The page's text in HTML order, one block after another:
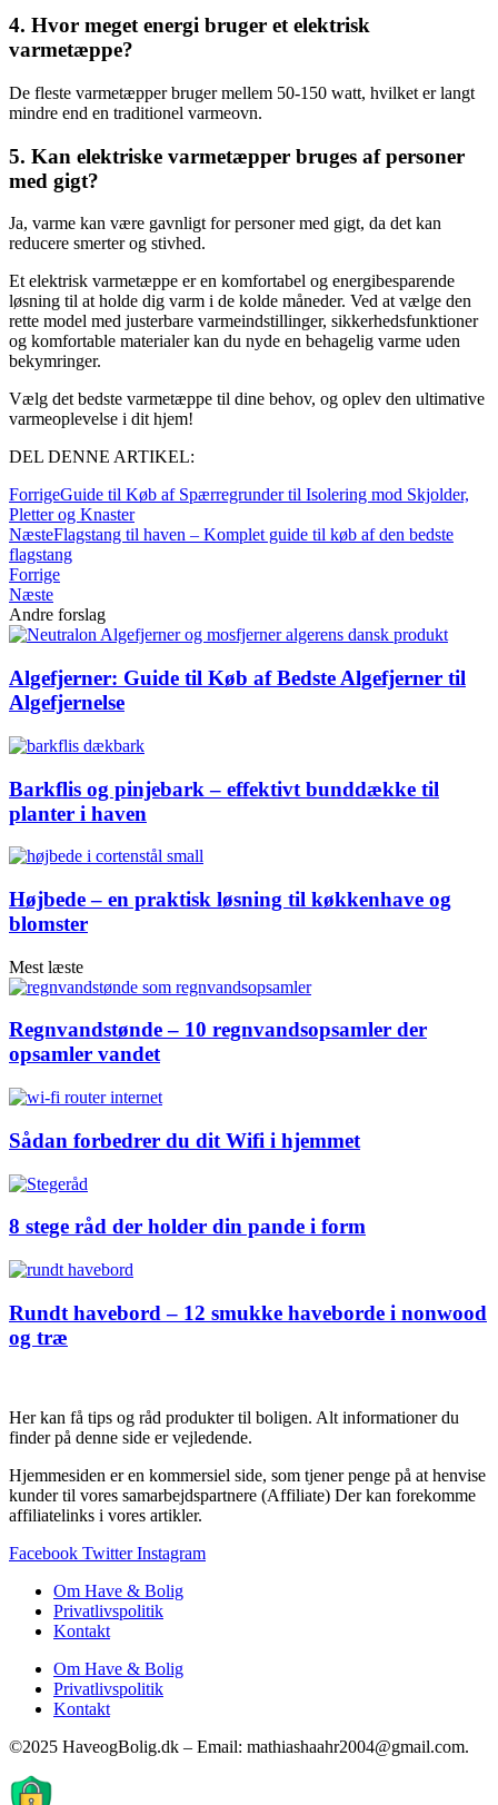
4. Hvor meget energi bruger et elektrisk
varmetæppe?
De fleste varmetæpper bruger mellem 50-150 watt, hvilket er langt
mindre end en traditionel varmeovn.
5. Kan elektriske varmetæpper bruges af personer
med gigt?
Ja, varme kan være gavnligt for personer med gigt, da det kan
reducere smerter og stivhed.
Et elektrisk varmetæppe er en komfortabel og energibesparende
løsning til at holde dig varm i de kolde måneder. Ved at vælge den
rette model med justerbare varmeindstillinger, sikkerhedsfunktioner
og komfortable materialer kan du nyde en behagelig varme uden
bekymringer.
Vælg det bedste varmetæppe til dine behov, og oplev den ultimative
varmeoplevelse i dit hjem!
DEL DENNE ARTIKEL:
ForrigeGuide til Køb af Spærregrunder til Isolering mod Skjolder,
Pletter og Knaster
NæsteFlagstang til haven – Komplet guide til køb af den bedste
flagstang
Forrige
Næste
Andre forslag
Algefjerner: Guide til Køb af Bedste Algefjerner til
Algefjernelse
Barkflis og pinjebark – effektivt bunddække til
planter i haven
Højbede – en praktisk løsning til køkkenhave og
blomster
Mest læste
Regnvandstønde – 10 regnvandsopsamler der
opsamler vandet
Sådan forbedrer du dit Wifi i hjemmet
8 stege råd der holder din pande i form
Rundt havebord – 12 smukke haveborde i nonwood
og træ
Her kan få tips og råd produkter til boligen. Alt informationer du
finder på denne side er vejledende.
Hjemmesiden er en kommersiel side, som tjener penge på at henvise
kunder til vores samarbejdspartnere (Affiliate) Der kan forekomme
affiliatelinks i vores artikler.
Facebook Twitter Instagram
Om Have & Bolig
Privatlivspolitik
Kontakt
Om Have & Bolig
Privatlivspolitik
Kontakt
©2025 HaveogBolig.dk – Email: mathiashaahr2004@gmail.com.